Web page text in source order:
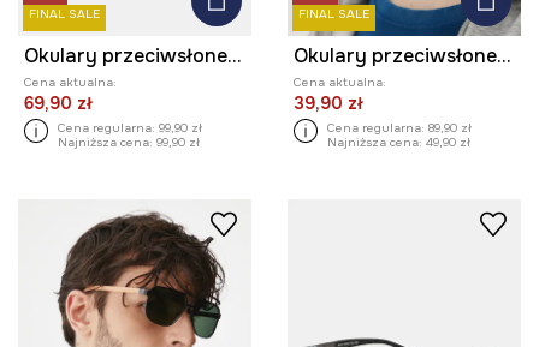
FINAL SALE
Okulary przeciwsłoneczne pilotki męskie z polaryzacją
Cena aktualna:
69,90 zł
Cena regularna: 99,90 zł
Najniższa cena: 99,90 zł
FINAL SALE
Okulary przeciwsłoneczne męskie kolor niebieski
Cena aktualna:
39,90 zł
Cena regularna: 89,90 zł
Najniższa cena: 49,90 zł